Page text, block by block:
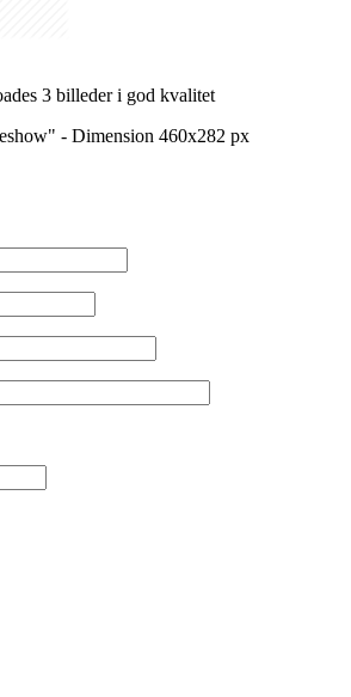
3 billeder i god kvalitet
- Dimension 460x282 px